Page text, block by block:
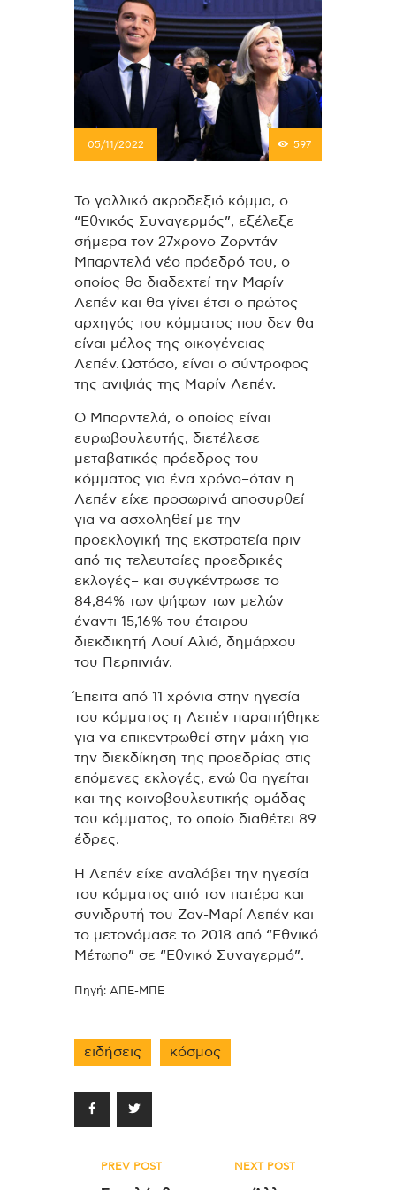
05/11/2022 597
Το γαλλικό ακροδεξιό κόμμα, ο
“Εθνικός Συναγερμός”, εξέλεξε
σήμερα τον 27χρονο Ζορντάν
Μπαρντελά νέο πρόεδρό του, ο
οποίος θα διαδεχτεί την Μαρίν
Λεπέν και θα γίνει έτσι ο πρώτος
αρχηγός του κόμματος που δεν θα
είναι μέλος της οικογένειας
Λεπέν. Ωστόσο, είναι ο σύντροφος
της ανιψιάς της Μαρίν Λεπέν.
Ο Μπαρντελά, ο οποίος είναι
ευρωβουλευτής, διετέλεσε
μεταβατικός πρόεδρος του
κόμματος για ένα χρόνο–όταν η
Λεπέν είχε προσωρινά αποσυρθεί
για να ασχοληθεί με την
προεκλογική της εκστρατεία πριν
από τις τελευταίες προεδρικές
εκλογές– και συγκέντρωσε το
84,84% των ψήφων των μελών
έναντι 15,16% του έταιρου
διεκδικητή Λουί Αλιό, δημάρχου
του Περπινιάν.
Έπειτα από 11 χρόνια στην ηγεσία
του κόμματος η Λεπέν παραιτήθηκε
για να επικεντρωθεί στην μάχη για
την διεκδίκηση της προεδρίας στις
επόμενες εκλογές, ενώ θα ηγείται
και της κοινοβουλευτικής ομάδας
του κόμματος, το οποίο διαθέτει 89
έδρες.
Η Λεπέν είχε αναλάβει την ηγεσία
του κόμματος από τον πατέρα και
συνιδρυτή του Ζαν-Μαρί Λεπέν και
το μετονόμασε το 2018 από “Εθνικό
Μέτωπο” σε “Εθνικό Συναγερμό”.
Πηγή: ΑΠΕ-ΜΠΕ
ειδήσεις κόσμος
Πλοήγηση
PREV POST NEXT POST